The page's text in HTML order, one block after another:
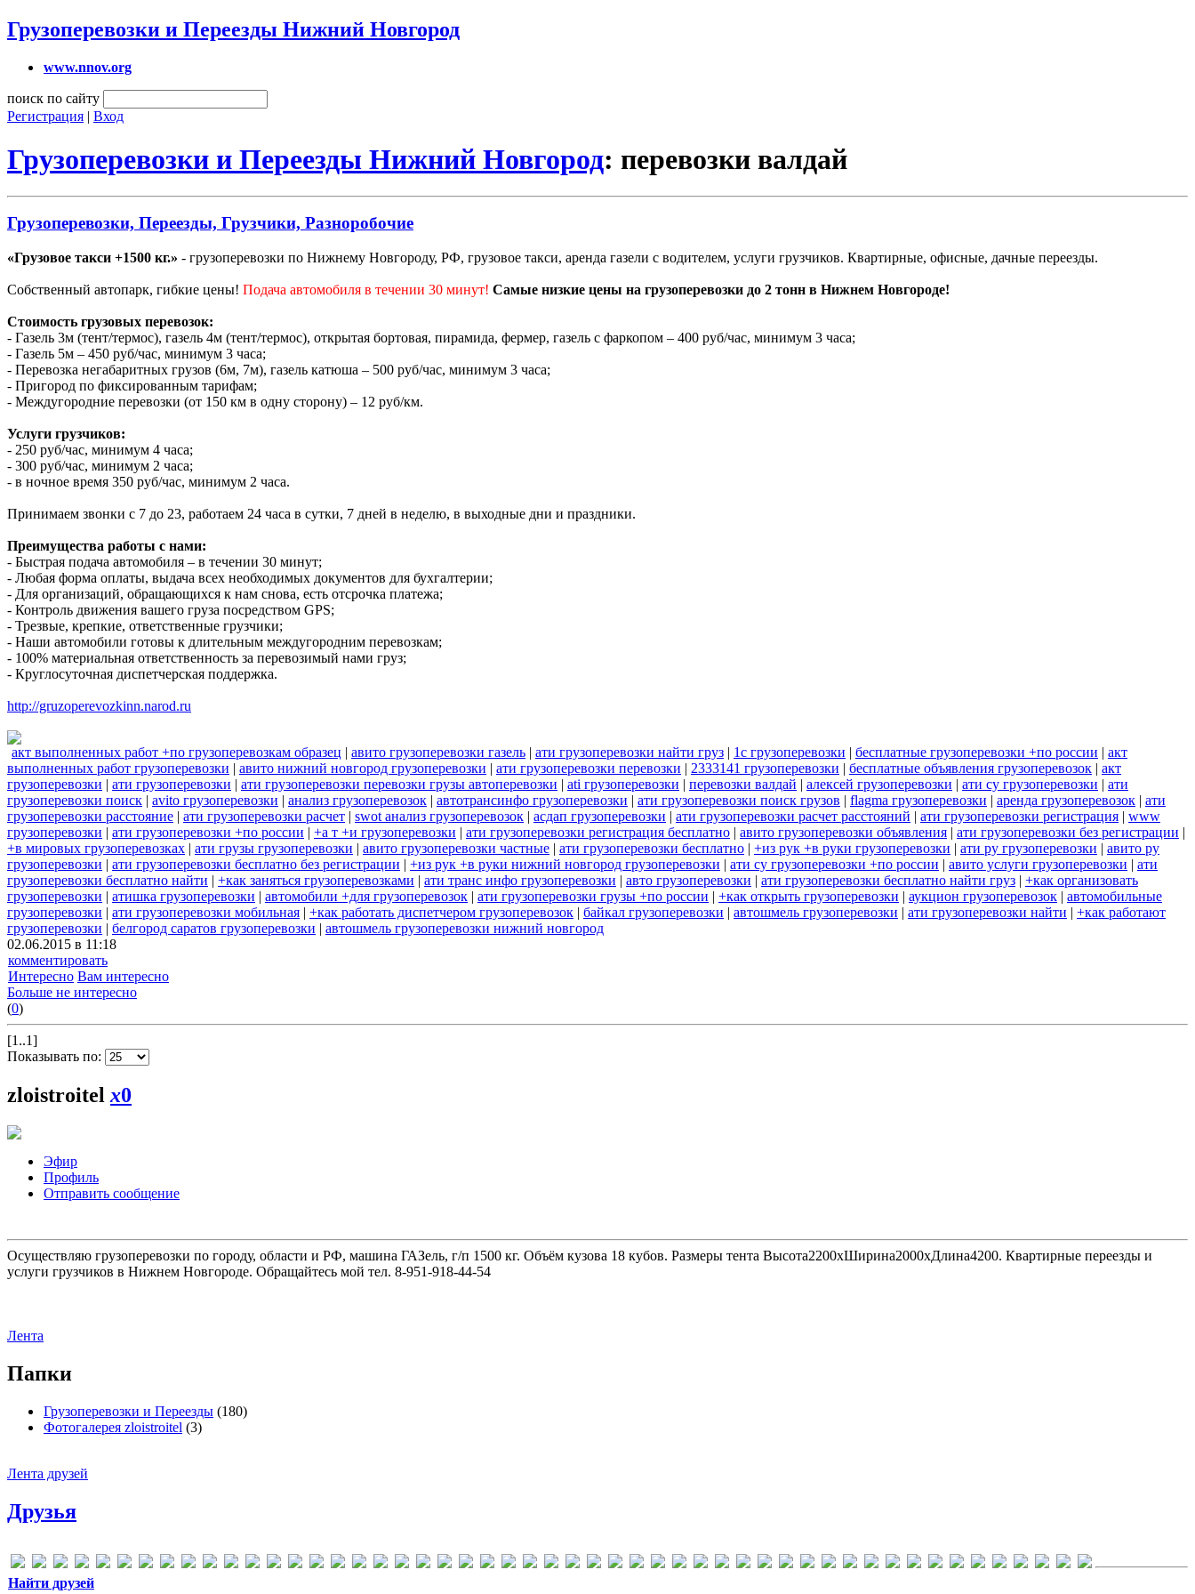
Грузоперевозки и Переезды Нижний Новгород
www.nnov.org
поиск по сайту
Регистрация | Вход
Грузоперевозки и Переезды Нижний Новгород: перевозки валдай
Грузоперевозки, Переезды, Грузчики, Разноробочие
«Грузовое такси +1500 кг.» - грузоперевозки по Нижнему Новгороду, РФ, грузовое такси, аренда газели с водителем, услуги грузчиков. Квартирные, офисные, дачные переезды.
Собственный автопарк, гибкие цены! Подача автомобиля в течении 30 минут! Самые низкие цены на грузоперевозки до 2 тонн в Нижнем Новгороде!
Стоимость грузовых перевозок:
- Газель 3м (тент/термос), газель 4м (тент/термос), открытая бортовая, пирамида, фермер, газель с фаркопом – 400 руб/час, минимум 3 часа;
- Газель 5м – 450 руб/час, минимум 3 часа;
- Перевозка негабаритных грузов (6м, 7м), газель катюша – 500 руб/час, минимум 3 часа;
- Пригород по фиксированным тарифам;
- Междугородние перевозки (от 150 км в одну сторону) – 12 руб/км.
Услуги грузчиков:
- 250 руб/час, минимум 4 часа;
- 300 руб/час, минимум 2 часа;
- в ночное время 350 руб/час, минимум 2 часа.
Принимаем звонки с 7 до 23, работаем 24 часа в сутки, 7 дней в неделю, в выходные дни и праздники.
Преимущества работы с нами:
- Быстрая подача автомобиля – в течении 30 минут;
- Любая форма оплаты, выдача всех необходимых документов для бухгалтерии;
- Для организаций, обращающихся к нам снова, есть отсрочка платежа;
- Контроль движения вашего груза посредством GPS;
- Трезвые, крепкие, ответственные грузчики;
- Наши автомобили готовы к длительным междугородним перевозкам;
- 100% материальная ответственность за перевозимый нами груз;
- Круглосуточная диспетчерская поддержка.
http://gruzoperevozkinn.narod.ru
акт выполненных работ +по грузоперевозкам образец | авито грузоперевозки газель | ати грузоперевозки найти груз | 1с грузоперевозки | бесплатные грузоперевозки +по россии | акт
выполненных работ грузоперевозки | авито нижний новгород грузоперевозки | ати грузоперевозки перевозки | 2333141 грузоперевозки | бесплатные объявления грузоперевозок | акт
грузоперевозки | ати грузоперевозки | ати грузоперевозки перевозки грузы автоперевозки | ati грузоперевозки | перевозки валдай | алексей грузоперевозки | ати су грузоперевозки | ати
грузоперевозки поиск | avito грузоперевозки | анализ грузоперевозок | автотрансинфо грузоперевозки | ати грузоперевозки поиск грузов | flagma грузоперевозки | аренда грузоперевозок | ати
грузоперевозки расстояние | ати грузоперевозки расчет | swot анализ грузоперевозок | асдап грузоперевозки | ати грузоперевозки расчет расстояний | ати грузоперевозки регистрация | www
грузоперевозки | ати грузоперевозки +по россии | +а т +и грузоперевозки | ати грузоперевозки регистрация бесплатно | авито грузоперевозки объявления | ати грузоперевозки без регистрации |
+в мировых грузоперевозках | ати грузы грузоперевозки | авито грузоперевозки частные | ати грузоперевозки бесплатно | +из рук +в руки грузоперевозки | ати ру грузоперевозки | авито ру
грузоперевозки | ати грузоперевозки бесплатно без регистрации | +из рук +в руки нижний новгород грузоперевозки | ати су грузоперевозки +по россии | авито услуги грузоперевозки | ати
грузоперевозки бесплатно найти | +как заняться грузоперевозками | ати транс инфо грузоперевозки | авто грузоперевозки | ати грузоперевозки бесплатно найти груз | +как организовать
грузоперевозки | атишка грузоперевозки | автомобили +для грузоперевозок | ати грузоперевозки грузы +по россии | +как открыть грузоперевозки | аукцион грузоперевозок | автомобильные
грузоперевозки | ати грузоперевозки мобильная | +как работать диспетчером грузоперевозок | байкал грузоперевозки | автошмель грузоперевозки | ати грузоперевозки найти | +как работают
грузоперевозки | белгород саратов грузоперевозки | автошмель грузоперевозки нижний новгород
02.06.2015 в 11:18
комментировать
Интересно Вам интересно
Больше не интересно
(0)
[1..1]
Показывать по:
zloistroitel x0
Эфир
Профиль
Отправить сообщение
Осуществляю грузоперевозки по городу, области и РФ, машина ГАЗель, г/п 1500 кг. Объём кузова 18 кубов. Размеры тента Высота2200хШирина2000хДлина4200. Квартирные переезды и
услуги грузчиков в Нижнем Новгороде. Обращайтесь мой тел. 8-951-918-44-54
Лента
Папки
Грузоперевозки и Переезды (180)
Фотогалерея zloistroitel (3)
Лента друзей
Друзья
Найти друзей